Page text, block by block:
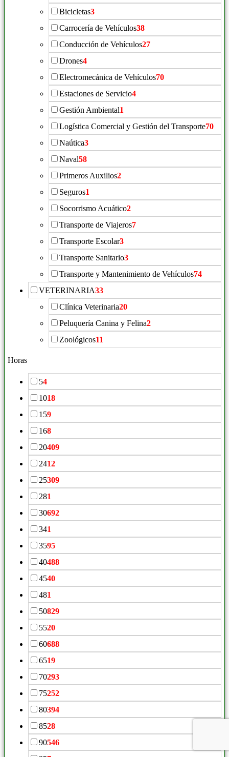
Bicicletas3
Carrocería de Vehículos38
Conducción de Vehículos27
Drones4
Electromecánica de Vehículos70
Estaciones de Servicio4
Gestión Ambiental1
Logística Comercial y Gestión del Transporte70
Naútica3
Naval58
Primeros Auxilios2
Seguros1
Socorrismo Acuático2
Transporte de Viajeros7
Transporte Escolar3
Transporte Sanitario3
Transporte y Mantenimiento de Vehículos74
VETERINARIA33
Clínica Veterinaria20
Peluquería Canina y Felina2
Zoológicos11
Horas
54
1018
159
168
20409
2412
25309
281
30692
341
3595
40488
4540
481
50829
5520
60688
6519
70293
75252
80394
8528
90546